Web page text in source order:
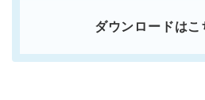
ダウンロードはこ